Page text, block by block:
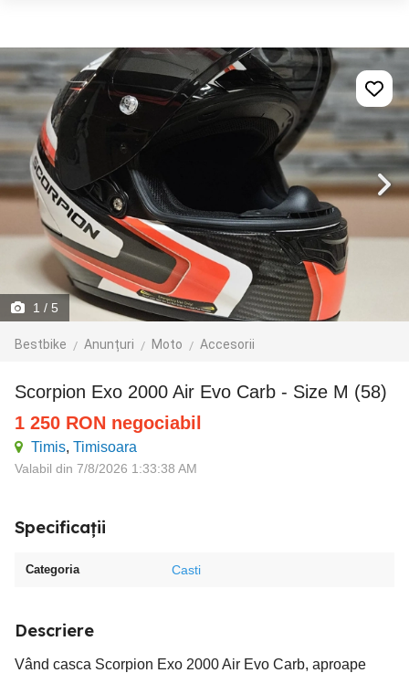
1 / 5
Bestbike Anunțuri Moto Accesorii
Scorpion Exo 2000 Air Evo Carb - Size M (58)
1 250 RON negociabil
Timis, Timisoara
Valabil din 7/8/2026 1:33:38 AM
Specificații
Categoria Casti
Descriere
Vând casca Scorpion Exo 2000 Air Evo Carb, aproape